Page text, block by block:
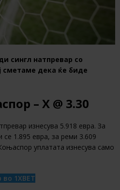
сингл натпревар со
сметаме дека ќе биде
– Х @ 3.30
изнесува 5.918 евра. За
се 1.895 евра, за реми 3.609
уплатата изнесува само
во 1XBET